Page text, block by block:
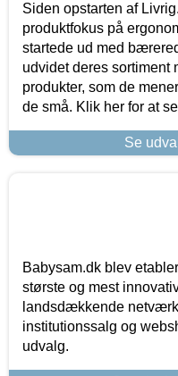
Siden opstarten af
produktfokus på
startede ud med
udvidet deres sortiment
produkter, som de
de små. Klik her for at
Se
Babysam.dk blev
største og mest
landsdækkende
institutionssalg og
udvalg.